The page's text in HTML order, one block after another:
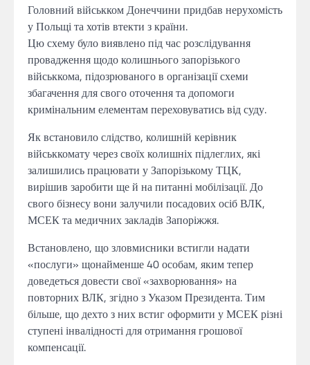
Головний військком Донеччини придбав нерухомість
у Польщі та хотів втекти з країни.
Цю схему було виявлено під час розслідування
провадження щодо колишнього запорізького
військкома, підозрюваного в організації схеми
збагачення для свого оточення та допомоги
кримінальним елементам переховуватись від суду.
Як встановило слідство, колишній керівник
військкомату через своїх колишніх підлеглих, які
залишились працювати у Запорізькому ТЦК,
вирішив заробити ще й на питанні мобілізації. До
свого бізнесу вони залучили посадових осіб ВЛК,
МСЕК та медичних закладів Запоріжжя.
Встановлено, що зловмисники встигли надати
«послуги» щонайменше 40 особам, яким тепер
доведеться довести свої «захворювання» на
повторних ВЛК, згідно з Указом Президента. Тим
більше, що дехто з них встиг оформити у МСЕК різні
ступені інвалідності для отримання грошової
компенсації.